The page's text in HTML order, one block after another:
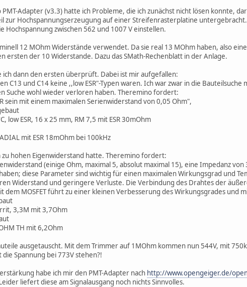
Adapter (v3.3) hatte ich Probleme, die ich zunächst nicht lösen konnte,
zur Hochspannungserzeugung auf einer Streifenrasterplatine
Hochspannung zwischen 562 und 1007 V einstellen.
12 MOhm Widerstände verwendet. Da sie real 13 MOhm haben, also
ersten der 10 Widerstande. Dazu das SMath-Rechenblatt in der Anlage.
ich dann den ersten überprüft. Dabei ist mir aufgefallen:
C13 und C14 keine ,,low ESR"-Typen waren. Ich war zwar in die Bauteilsuche
Suche wohl wieder verloren haben. Theremino fordert:
sein mit einem maximalen Serienwiderstand von 0,05 Ohm",
low ESR, 16 x 25 mm, RM 7,5 mit ESR 30mOhm
mit ESR 18mOhm bei 100kHz
hohen Eigenwiderstand hatte. Theremino fordert:
(einige Ohm, maximal 5, absolut maximal 15), eine Impedanz
diese Parameter sind wichtig für einen maximalen Wirkungsgrad und
Widerstand und geringere Verluste. Die Verbindung des Drahtes der
dem MOSFET führt zu einer kleinen Verbesserung des Wirkungsgrades und
3,3M mit 3,7Ohm
TH mit 6,2Ohm
ausgetauscht. Mit dem Trimmer auf 1MOhm kommen nun 544V, mit
Spannung bei 773V stehen?!
habe ich mir den PMT-Adapter nach http://www.opengeiger.de/
liefert diese am Signalausgang noch nichts Sinnvolles.